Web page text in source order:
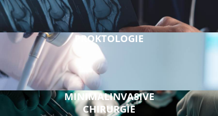
PROKTOLOGIE
MINIMALINVASIVE
CHIRURGIE